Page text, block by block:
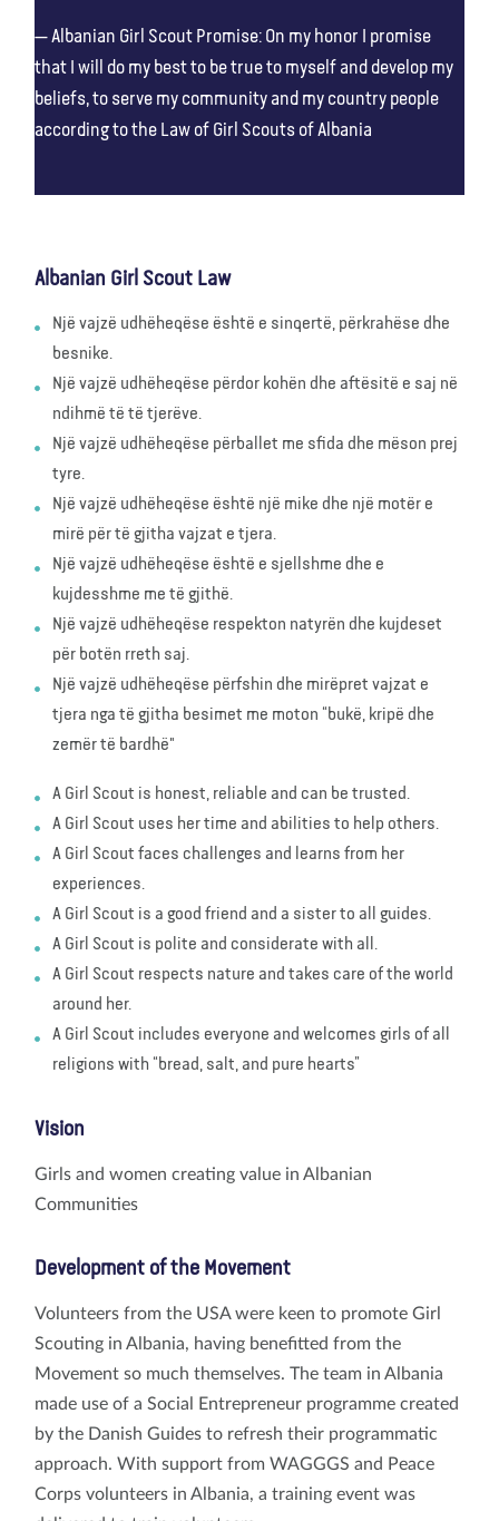
Albanian Girl Scout Promise: On my honor I promise
that I will do my best to be true to myself and develop my
beliefs, to serve my community and my country people
according to the Law of Girl Scouts of Albania
Albanian Girl Scout Law
Një vajzë udhëheqëse është e sinqertë, përkrahëse dhe
besnike.
Një vajzë udhëheqëse përdor kohën dhe aftësitë e saj në
ndihmë të të tjerëve.
Një vajzë udhëheqëse përballet me sfida dhe mëson prej
tyre.
Një vajzë udhëheqëse është një mike dhe një motër e
mirë për të gjitha vajzat e tjera.
Një vajzë udhëheqëse është e sjellshme dhe e
kujdesshme me të gjithë.
Një vajzë udhëheqëse respekton natyrën dhe kujdeset
për botën rreth saj.
Një vajzë udhëheqëse përfshin dhe mirëpret vajzat e
tjera nga të gjitha besimet me moton “bukë, kripë dhe
zemër të bardhë"
A Girl Scout is honest, reliable and can be trusted.
A Girl Scout uses her time and abilities to help others.
A Girl Scout faces challenges and learns from her
experiences.
A Girl Scout is a good friend and a sister to all guides.
A Girl Scout is polite and considerate with all.
A Girl Scout respects nature and takes care of the world
around her.
A Girl Scout includes everyone and welcomes girls of all
religions with “bread, salt, and pure hearts”
Vision
Girls and women creating value in Albanian
Communities
Development of the Movement
Volunteers from the USA were keen to promote Girl
Scouting in Albania, having benefitted from the
Movement so much themselves. The team in Albania
made use of a Social Entrepreneur programme created
by the Danish Guides to refresh their programmatic
approach. With support from WAGGGS and Peace
Corps volunteers in Albania, a training event was